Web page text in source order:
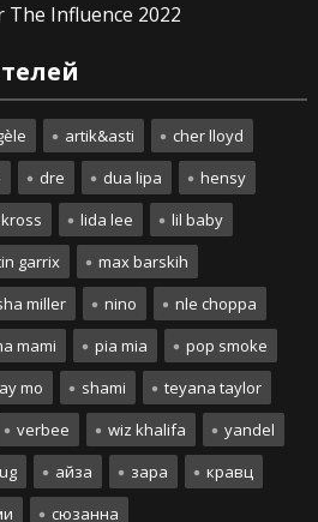
Influence 2022
artik&asti
cher lloyd
dre dua lipa
hensy
lida lee
lil baby
garrix
max barskih
miller nino
nle choppa
mami pia mia
pop smoke
mo shami
teyana taylor
verbee wiz khalifa
yandel
айза зара
кравц
сюзанна